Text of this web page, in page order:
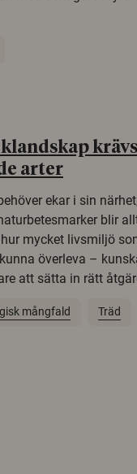
arter
ekar i sin
blir
mycket livsmiljö
överleva –
att sätta in rätt
mångfald Träd